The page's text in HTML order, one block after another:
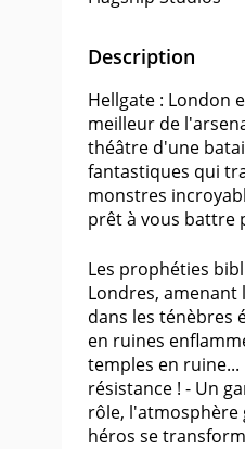
Description
Hellgate : London
meilleur de
théâtre d'une
fantastiques qui
monstres
prêt à vous battre
Les prophéties
Londres, amenant
dans les ténèbres
en ruines
temples en
résistance ! - Un
rôle, l'atmosphère
héros se